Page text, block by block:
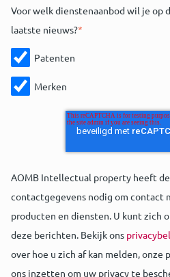
Voor welk dienstenaanbod wil je op
laatste nieuws?*
Patenten
Merken
AOMB Intellectual property heeft
contactgegevens nodig om contact
producten en diensten. U kunt zich
deze berichten. Bekijk ons
over hoe u zich af kan melden, onze
ons inzetten om uw privacy te